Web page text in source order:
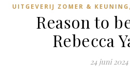
UITGEVERIJ ZOMER & KEUNING ,
Reason to
Rebecca
24 juni 2024